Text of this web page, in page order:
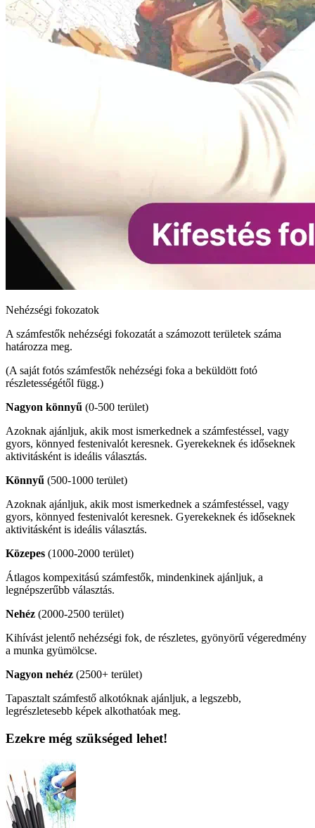
Nehézségi fokozatok
A számfestők nehézségi fokozatát a számozott területek száma
határozza meg.
(A saját fotós számfestők nehézségi foka a beküldött fotó
részletességétől függ.)
Nagyon könnyű (0-500 terület)
Azoknak ajánljuk, akik most ismerkednek a számfestéssel, vagy
gyors, könnyed festenivalót keresnek. Gyerekeknek és időseknek
aktivitásként is ideális választás.
Könnyű (500-1000 terület)
Azoknak ajánljuk, akik most ismerkednek a számfestéssel, vagy
gyors, könnyed festenivalót keresnek. Gyerekeknek és időseknek
aktivitásként is ideális választás.
Közepes (1000-2000 terület)
Átlagos kompexitású számfestők, mindenkinek ajánljuk, a
legnépszerűbb választás.
Nehéz (2000-2500 terület)
Kihívást jelentő nehézségi fok, de részletes, gyönyörű végeredmény
a munka gyümölcse.
Nagyon nehéz (2500+ terület)
Tapasztalt számfestő alkotóknak ajánljuk, a legszebb,
legrészletesebb képek alkothatóak meg.
Ezekre még szükséged lehet!